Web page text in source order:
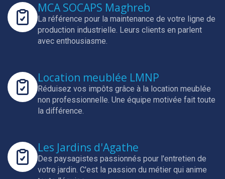
MCA SOCAPS Maghreb
La référence pour la maintenance de votre ligne de
production industrielle. Leurs clients en parlent
avec enthousiasme.
Location meublée LMNP
Réduisez vos impôts grâce à la location meublée
non professionnelle. Une équipe motivée fait toute
la différence.
Les Jardins d'Agathe
Des paysagistes passionnés pour l'entretien de
votre jardin. C'est la passion du métier qui anime